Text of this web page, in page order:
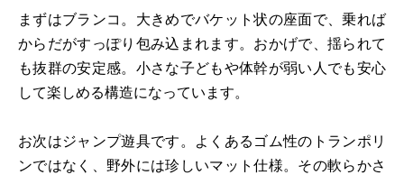
まずはブランコ。大きめでバケット状の座面で、乗れば
からだがすっぽり包み込まれます。おかげで、揺られて
も抜群の安定感。小さな子どもや体幹が弱い人でも安心
して楽しめる構造になっています。
お次はジャンプ遊具です。よくあるゴム性のトランポリ
ンではなく、野外には珍しいマット仕様。その軟らかさ